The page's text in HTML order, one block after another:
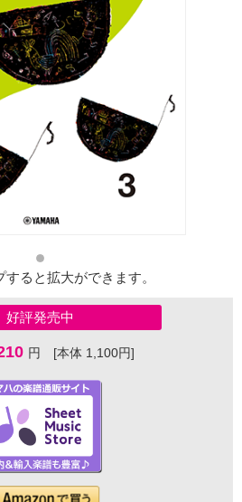
ると拡大ができます。
好評発売中
円 [本体 1,100円]